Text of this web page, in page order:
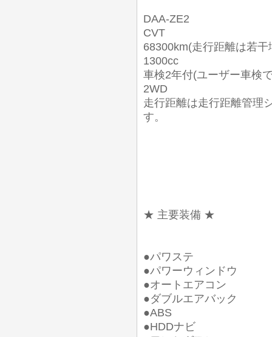
DAA-ZE2
CVT
68300km(走行距離は若干
1300cc
車検2年付(ユーザー車検
2WD
走行距離は走行距離管理
す。
★ 主要装備 ★
●パワステ
●パワーウィンドウ
●オートエアコン
●ダブルエアバック
●ABS
●HDDナビ